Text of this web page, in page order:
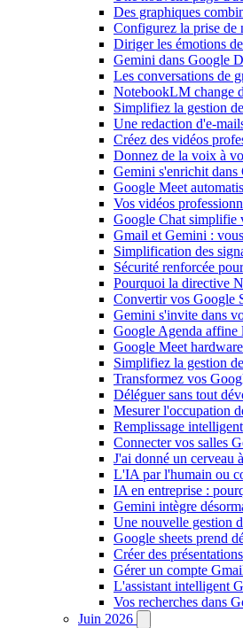
Des graphiques
Configurez la prise de
Diriger les émotions
Gemini dans Google
Les conversations de
NotebookLM change
Simplifiez la gestion
Une redaction d'e-
Créez des vidéos
Donnez de la voix à
Gemini s'enrichit dans
Google Meet
Vos vidéos
Google Chat simplifie
Gmail et Gemini :
Simplification des
Sécurité renforcée
Pourquoi la directive
Convertir vos Google
Gemini s'invite dans
Google Agenda affine
Google Meet
Simplifiez la gestion
Transformez vos
Déléguer sans tout
Mesurer l'occupation
Remplissage
Connecter vos salles
J'ai donné un cerveau
L'IA par l'humain ou
IA en entreprise :
Gemini intègre
Une nouvelle gestion
Google sheets prend
Créer des
Gérer un compte
L'assistant intelligent
Vos recherches dans
Juin 2026